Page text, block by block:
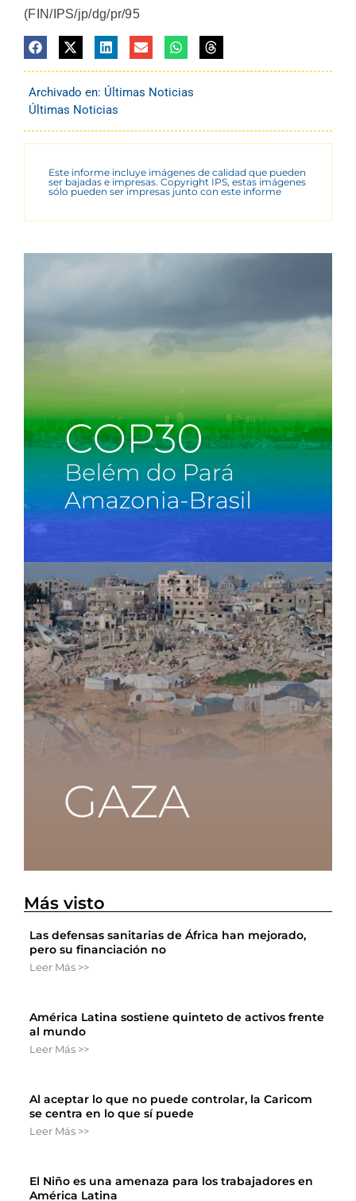
(FIN/IPS/jp/dg/pr/95
Archivado en: Últimas Noticias
Últimas Noticias
Este informe incluye imágenes de calidad que pueden
ser bajadas e impresas. Copyright IPS, estas imágenes
sólo pueden ser impresas junto con este informe
Más visto
Las defensas sanitarias de África han mejorado,
pero su financiación no
Leer Más >>
América Latina sostiene quinteto de activos frente
al mundo
Leer Más >>
Al aceptar lo que no puede controlar, la Caricom
se centra en lo que sí puede
Leer Más >>
El Niño es una amenaza para los trabajadores en
América Latina